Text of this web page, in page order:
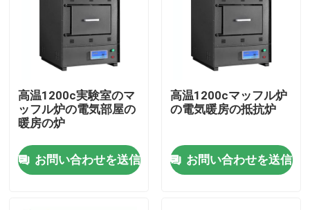
高温1200c実験室のマ
ッフル炉の電気部屋の
暖房の炉
お問い合わせを送信
高温1200cマッフル炉
の電気暖房の抵抗炉
お問い合わせを送信